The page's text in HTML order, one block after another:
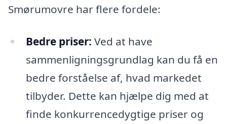
Smørumovre har flere fordele:
Bedre priser: Ved at have
sammenligningsgrundlag kan du få en
bedre forståelse af, hvad markedet
tilbyder. Dette kan hjælpe dig med at
finde konkurrencedygtige priser og